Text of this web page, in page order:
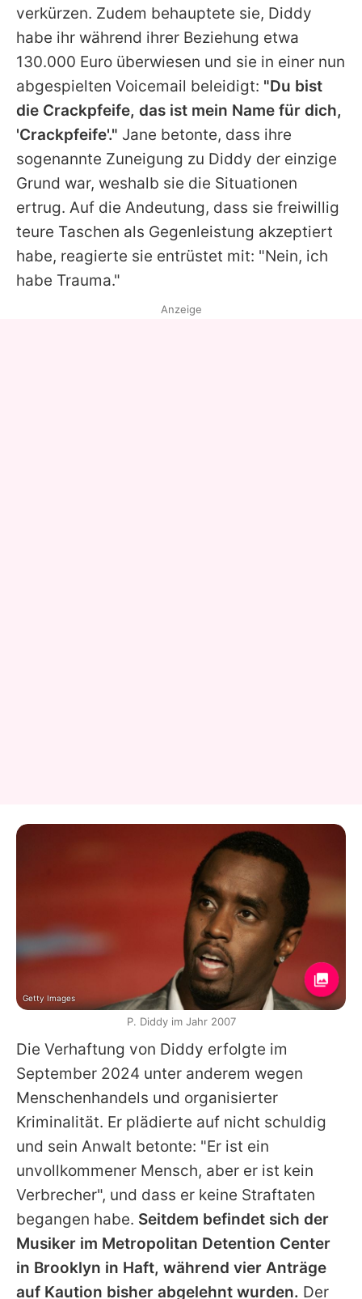
verkürzen. Zudem behauptete sie, Diddy
habe ihr während ihrer Beziehung etwa
130.000 Euro überwiesen und sie in einer nun
abgespielten Voicemail beleidigt: "Du bist
die Crackpfeife, das ist mein Name für dich,
'Crackpfeife'." Jane betonte, dass ihre
sogenannte Zuneigung zu Diddy der einzige
Grund war, weshalb sie die Situationen
ertrug. Auf die Andeutung, dass sie freiwillig
teure Taschen als Gegenleistung akzeptiert
habe, reagierte sie entrüstet mit: "Nein, ich
habe Trauma."
Die Verhaftung von Diddy erfolgte im
September 2024 unter anderem wegen
Menschenhandels und organisierter
Kriminalität. Er plädierte auf nicht schuldig
und sein Anwalt betonte: "Er ist ein
unvollkommener Mensch, aber er ist kein
Verbrecher", und dass er keine Straftaten
begangen habe. Seitdem befindet sich der
Musiker im Metropolitan Detention Center
in Brooklyn in Haft, während vier Anträge
auf Kaution bisher abgelehnt wurden. Der
Anzeige
Getty Images
P. Diddy im Jahr 2007